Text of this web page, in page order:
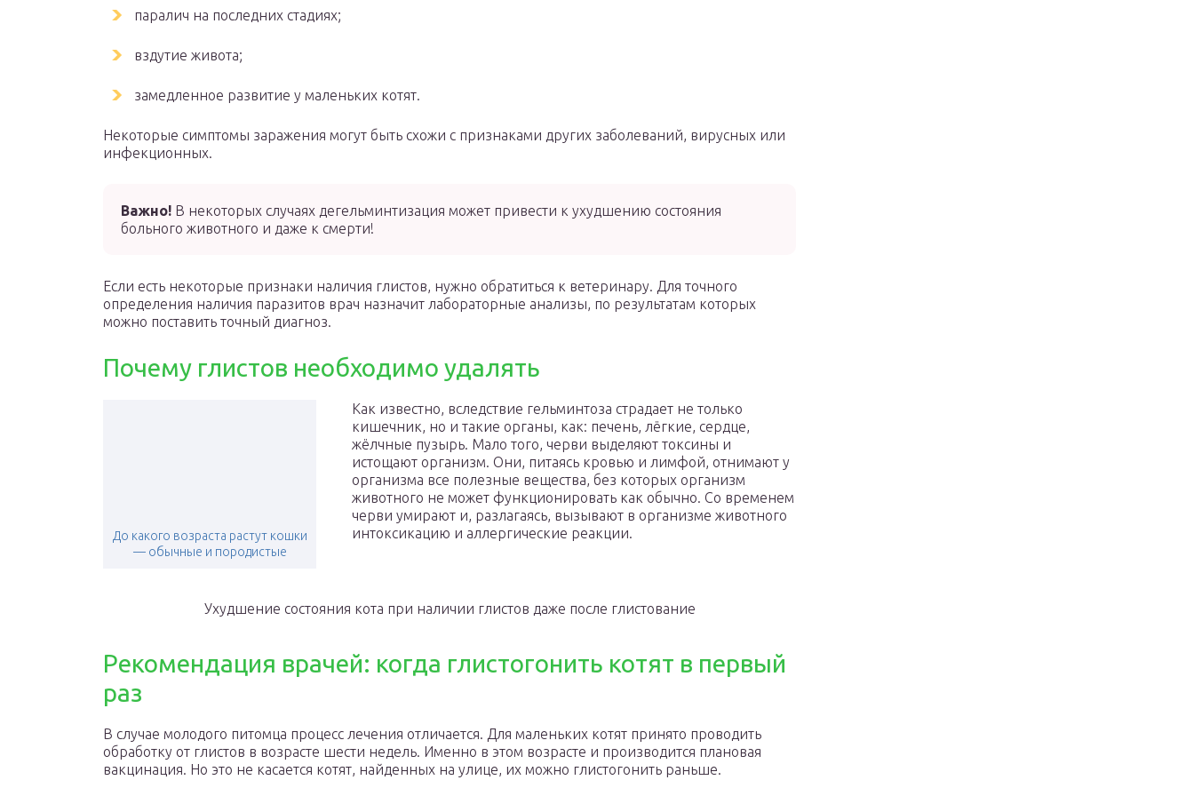
паралич на последних стадиях;
вздутие живота;
замедленное развитие у маленьких котят.
Некоторые симптомы заражения могут быть схожи с признаками других заболеваний, вирусных или
инфекционных.
Важно! В некоторых случаях дегельминтизация может привести к ухудшению состояния
больного животного и даже к смерти!
Если есть некоторые признаки наличия глистов, нужно обратиться к ветеринару. Для точного
определения наличия паразитов врач назначит лабораторные анализы, по результатам которых
можно поставить точный диагноз.
Почему глистов необходимо удалять
До какого возраста растут кошки
— обычные и породистые
Как известно, вследствие гельминтоза страдает не только
кишечник, но и такие органы, как: печень, лёгкие, сердце,
жёлчные пузырь. Мало того, черви выделяют токсины и
истощают организм. Они, питаясь кровью и лимфой, отнимают у
организма все полезные вещества, без которых организм
животного не может функционировать как обычно. Со временем
черви умирают и, разлагаясь, вызывают в организме животного
интоксикацию и аллергические реакции.
Ухудшение состояния кота при наличии глистов даже после глистование
Рекомендация врачей: когда глистогонить котят в первый
раз
В случае молодого питомца процесс лечения отличается. Для маленьких котят принято проводить
обработку от глистов в возрасте шести недель. Именно в этом возрасте и производится плановая
вакцинация. Но это не касается котят, найденных на улице, их можно глистогонить раньше.